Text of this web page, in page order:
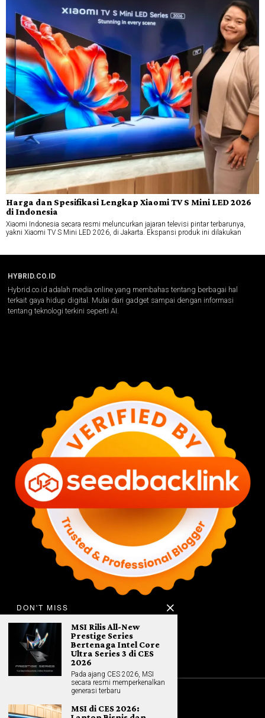
Harga dan Spesifikasi Lengkap Xiaomi TV S Mini LED 2026
di Indonesia
Xiaomi Indonesia secara resmi meluncurkan jajaran televisi pintar terbarunya,
yakni Xiaomi TV S Mini LED 2026, di Jakarta. Ekspansi produk ini dilakukan
HYBRID.CO.ID
Hybrid.co.id adalah media online yang membahas tentang berbagai hal
terkait gaya hidup digital. Mulai dari gadget sampai dengan informasi
tentang teknologi terkini seperti AI.
2026All rights reserved. Hybrid.co.id
DON'T MISS
MSI Rilis All-New
Prestige Series
Bertenaga Intel Core
Ultra Series 3 di CES
2026
Pada ajang CES 2026, MSI
secara resmi memperkenalkan
generasi terbaru
MSI di CES 2026: